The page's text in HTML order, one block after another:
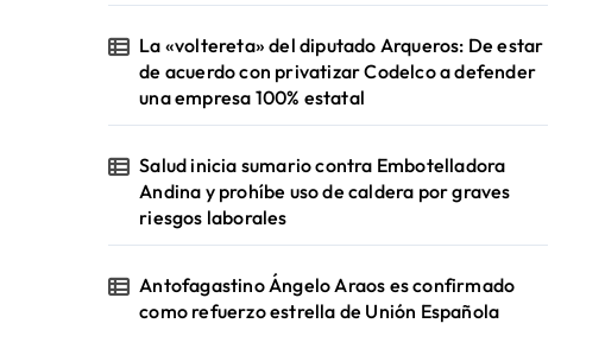
La «voltereta» del diputado Arqueros: De estar
de acuerdo con privatizar Codelco a defender
una empresa 100% estatal
Salud inicia sumario contra Embotelladora
Andina y prohíbe uso de caldera por graves
riesgos laborales
Antofagastino Ángelo Araos es confirmado
como refuerzo estrella de Unión Española